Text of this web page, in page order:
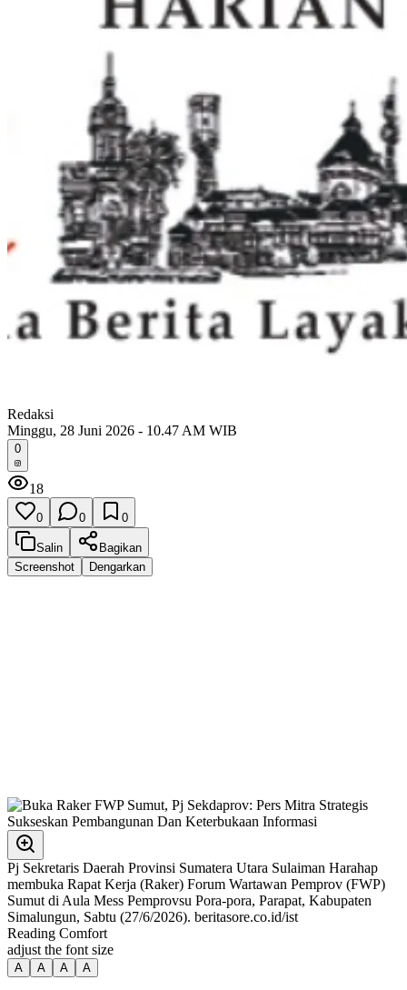
Redaksi
Minggu, 28 Juni 2026 - 10.47 AM WIB
0
18
0 0 0
Salin
Bagikan
Screenshot
Dengarkan
Pj Sekretaris Daerah Provinsi Sumatera Utara Sulaiman Harahap
membuka Rapat Kerja (Raker) Forum Wartawan Pemprov (FWP)
Sumut di Aula Mess Pemprovsu Pora-pora, Parapat, Kabupaten
Simalungun, Sabtu (27/6/2026). beritasore.co.id/ist
Reading Comfort
adjust the font size
A A A A